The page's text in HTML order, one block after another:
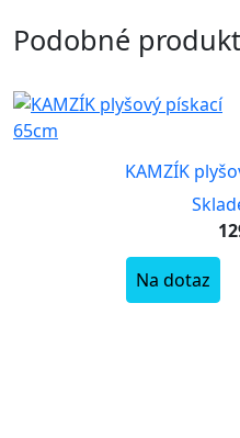
Podobné
KAMZÍK
Na dotaz